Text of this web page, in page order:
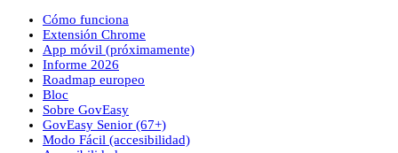
Cómo funciona
Extensión Chrome
App móvil (próximamente)
Informe 2026
Roadmap europeo
Bloc
Sobre GovEasy
GovEasy Senior (67+)
Modo Fácil (accesibilidad)